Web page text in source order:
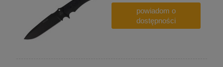
powiadom o
dostępności